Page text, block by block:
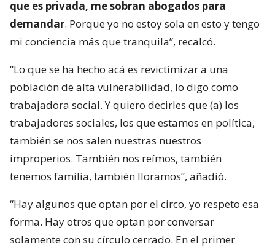
que es privada, me sobran abogados para
demandar. Porque yo no estoy sola en esto y tengo
mi conciencia más que tranquila”, recalcó.
“Lo que se ha hecho acá es revictimizar a una
población de alta vulnerabilidad, lo digo como
trabajadora social. Y quiero decirles que (a) los
trabajadores sociales, los que estamos en política,
también se nos salen nuestras nuestros
improperios. También nos reímos, también
tenemos familia, también lloramos”, añadió.
“Hay algunos que optan por el circo, yo respeto esa
forma. Hay otros que optan por conversar
solamente con su círculo cerrado. En el primer